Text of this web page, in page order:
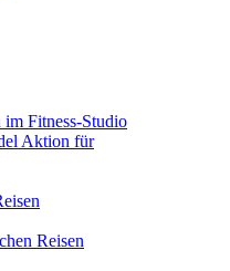
im Fitness-Studio
Aktion für
Reisen